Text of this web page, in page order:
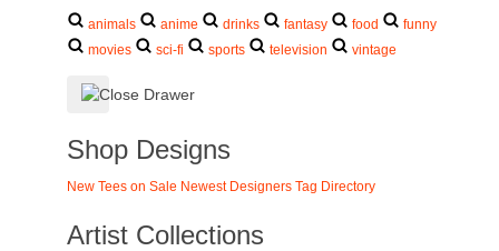
animals anime drinks fantasy food
funny
movies
sci-fi sports television vintage
Shop Designs
New Tees on Sale Newest Designers Tag Directory
Artist Collections